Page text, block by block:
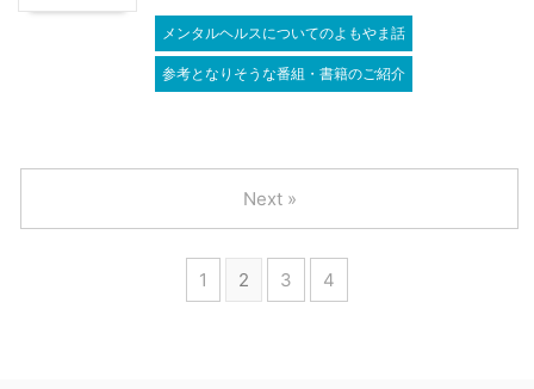
メンタルヘルスについてのよもやま話
参考となりそうな番組・書籍のご紹介
1 2 3 4
Next »